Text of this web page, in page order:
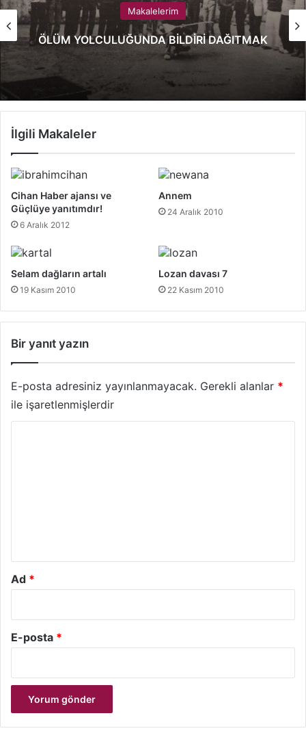
Makalelerim
ÖLÜM YOLCULUĞUNDA BİLDİRİ DAĞITMAK
İlgili Makaleler
Cihan Haber ajansı ve
Güçlüye yanıtımdır!
6 Aralık 2012
Annem
24 Aralık 2010
Selam dağların artalı
19 Kasım 2010
Lozan davası 7
22 Kasım 2010
Bir yanıt yazın
E-posta adresiniz yayınlanmayacak. Gerekli alanlar *
ile işaretlenmişlerdir
Ad *
E-posta *